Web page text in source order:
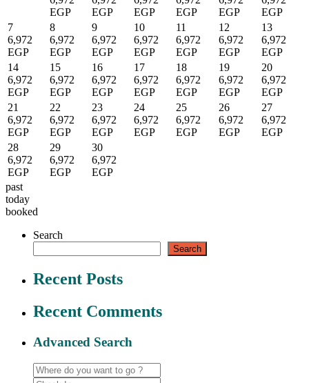
EGP
EGP
EGP
EGP
EGP
EGP
7
6,972
EGP
8
6,972
EGP
9
6,972
EGP
10
6,972
EGP
11
6,972
EGP
12
6,972
EGP
13
6,972
EGP
14
6,972
EGP
15
6,972
EGP
16
6,972
EGP
17
6,972
EGP
18
6,972
EGP
19
6,972
EGP
20
6,972
EGP
21
6,972
EGP
22
6,972
EGP
23
6,972
EGP
24
6,972
EGP
25
6,972
EGP
26
6,972
EGP
27
6,972
EGP
28
6,972
EGP
29
6,972
EGP
30
6,972
EGP
past
today
booked
Search
Search
Recent Posts
Recent Comments
Advanced Search